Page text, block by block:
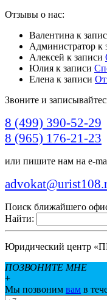
Отзывы о нас:
Валентина к
Администратор к
Алексей к записи
Юлия к записи
Елена к записи
Звоните и
8 (499) 390-52-29
8 (965) 176-21-23
или пишите нам на e-
Поиск ближайшего
Найти:
Юридический центр
ПОЗВОНИТЕ МНЕ
+
Мы позвоним вам в